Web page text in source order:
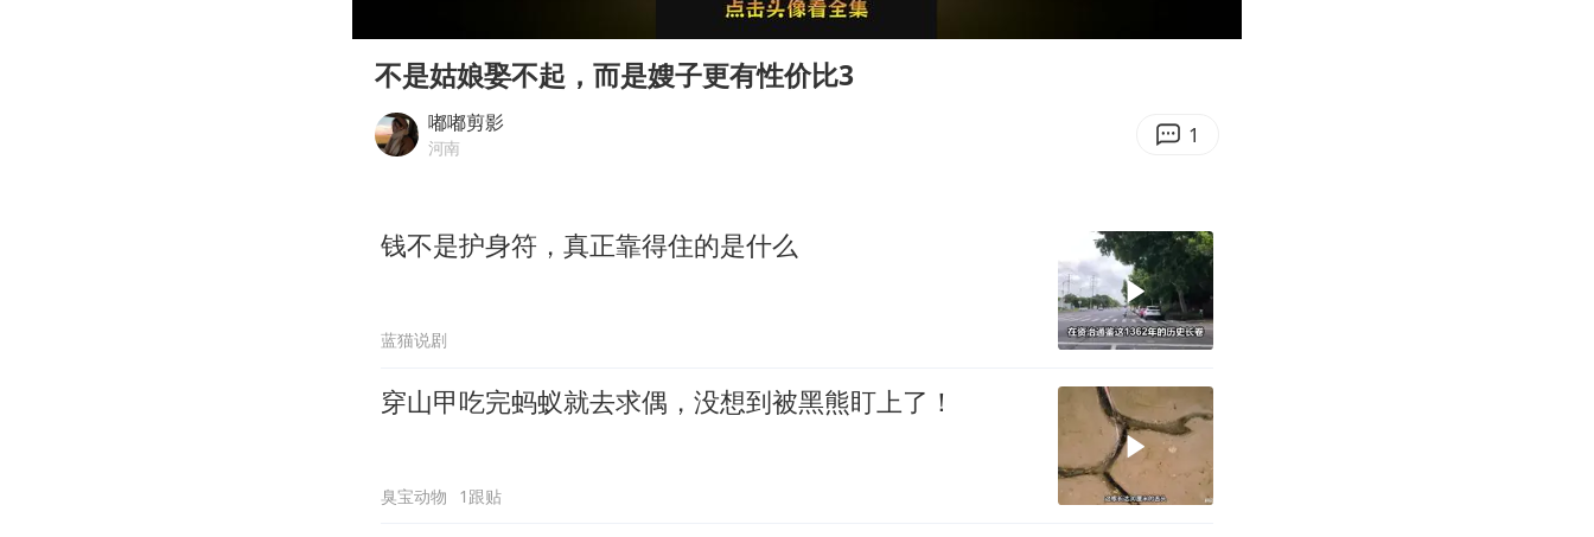
国防部：中国军队坚决反制任何闹海挑衅图谋
今日立秋你咬秋了吗
建筑工人不慎坠落身体被3根钢筋刺穿
不是姑娘娶不起，而是嫂子更有性价比3
嘟嘟剪影
河南 1
钱不是护身符，真正靠得住的是什么
蓝猫说剧
穿山甲吃完蚂蚁就去求偶，没想到被黑熊盯上了！
臭宝动物 1跟贴